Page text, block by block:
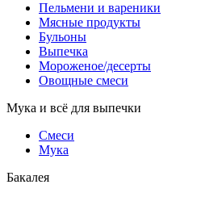
Пельмени и вареники
Мясные продукты
Бульоны
Выпечка
Мороженое/десерты
Овощные смеси
Мука и всё для выпечки
Смеси
Мука
Бакалея